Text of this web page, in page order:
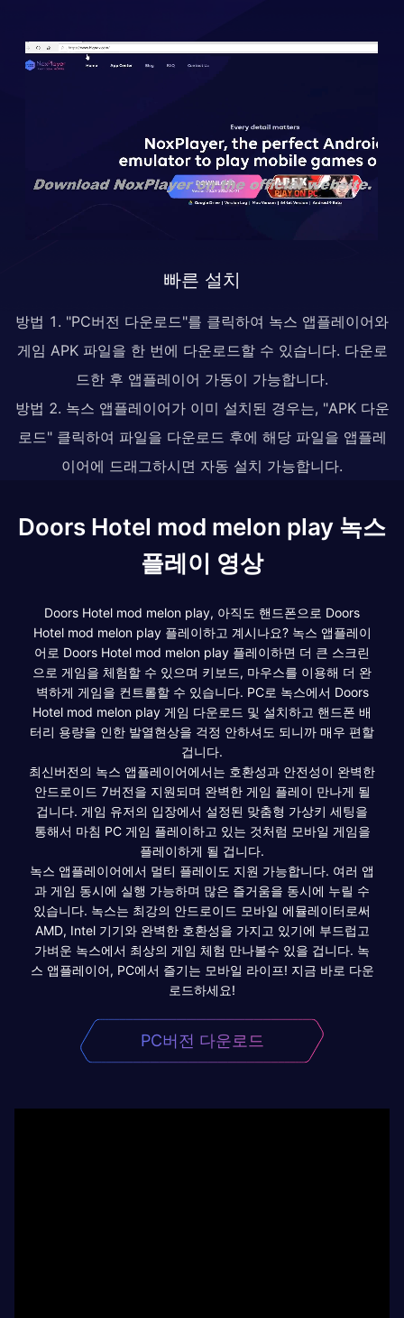
빠른 설치
방법 1. "PC버전 다운로드"를 클릭하여 녹스 앱플레이어와
게임 APK 파일을 한 번에 다운로드할 수 있습니다. 다운로
드한 후 앱플레이어 가동이 가능합니다.
방법 2. 녹스 앱플레이어가 이미 설치된 경우는, "APK 다운
로드" 클릭하여 파일을 다운로드 후에 해당 파일을 앱플레
이어에 드래그하시면 자동 설치 가능합니다.
Doors Hotel mod melon play 녹스
플레이 영상
Doors Hotel mod melon play, 아직도 핸드폰으로 Doors
Hotel mod melon play 플레이하고 계시나요? 녹스 앱플레이
어로 Doors Hotel mod melon play 플레이하면 더 큰 스크린
으로 게임을 체험할 수 있으며 키보드, 마우스를 이용해 더 완
벽하게 게임을 컨트롤할 수 있습니다. PC로 녹스에서 Doors
Hotel mod melon play 게임 다운로드 및 설치하고 핸드폰 배
터리 용량을 인한 발열현상을 걱정 안하셔도 되니까 매우 편할
겁니다.
최신버전의 녹스 앱플레이어에서는 호환성과 안전성이 완벽한
안드로이드 7버전을 지원되며 완벽한 게임 플레이 만나게 될
겁니다. 게임 유저의 입장에서 설정된 맞춤형 가상키 세팅을
통해서 마침 PC 게임 플레이하고 있는 것처럼 모바일 게임을
플레이하게 될 겁니다.
녹스 앱플레이어에서 멀티 플레이도 지원 가능합니다. 여러 앱
과 게임 동시에 실행 가능하며 많은 즐거움을 동시에 누릴 수
있습니다. 녹스는 최강의 안드로이드 모바일 에뮬레이터로써
AMD, Intel 기기와 완벽한 호환성을 가지고 있기에 부드럽고
가벼운 녹스에서 최상의 게임 체험 만나볼수 있을 겁니다. 녹
스 앱플레이어, PC에서 즐기는 모바일 라이프! 지금 바로 다운
로드하세요!
PC버전 다운로드